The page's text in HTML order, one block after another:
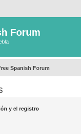
Forum
Spanish Forum
y el registro